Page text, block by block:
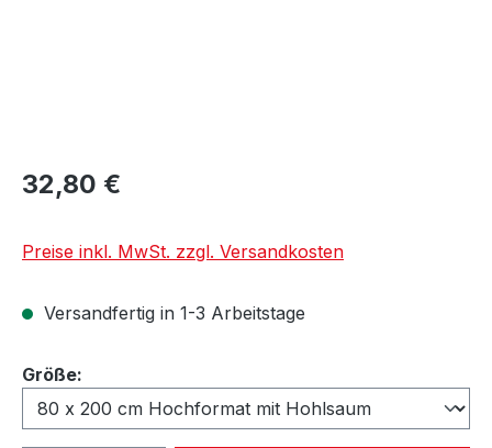
32,80 €
Preise inkl. MwSt. zzgl. Versandkosten
Versandfertig in 1-3 Arbeitstage
Größe: